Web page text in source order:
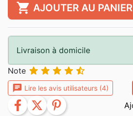
shopping_cart AJOUTER AU PANIER
Livraison à domicile
Note     
chat Lire les avis utilisateurs (4)
facebook twitter pinterest